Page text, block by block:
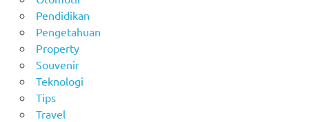
Pendidikan
Pengetahuan
Property
Souvenir
Teknologi
Tips
Travel